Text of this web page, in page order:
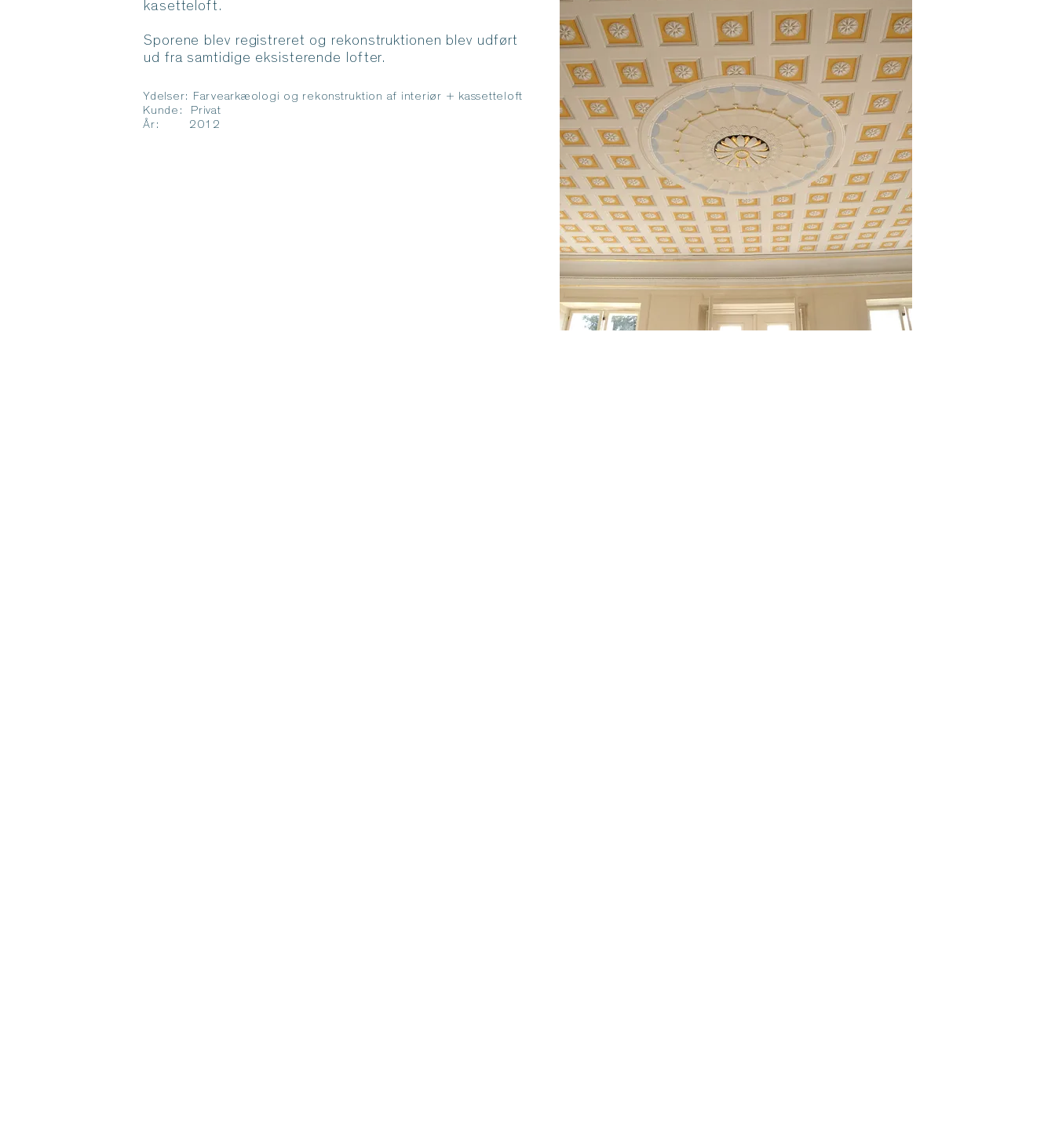
kasetteloft.
Sporene blev registreret og rekonstruktionen blev udført
ud fra samtidige eksisterende lofter.
Ydelser: Farvearkæologi og rekonstruktion af interiør + kassetteloft
Kunde: Privat
År: 2012